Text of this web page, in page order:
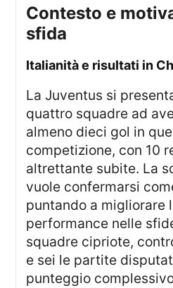
contesto e motivazioni della
sfida
italianità e risultati in
La Juventus si presenta come una delle
quattro squadre ad
almeno dieci gol in
competizione, con 10
altrettante subite. La
vuole confermarsi
puntando a migliorare
performance nelle
squadre cipriote,
e sei le partite
punteggio